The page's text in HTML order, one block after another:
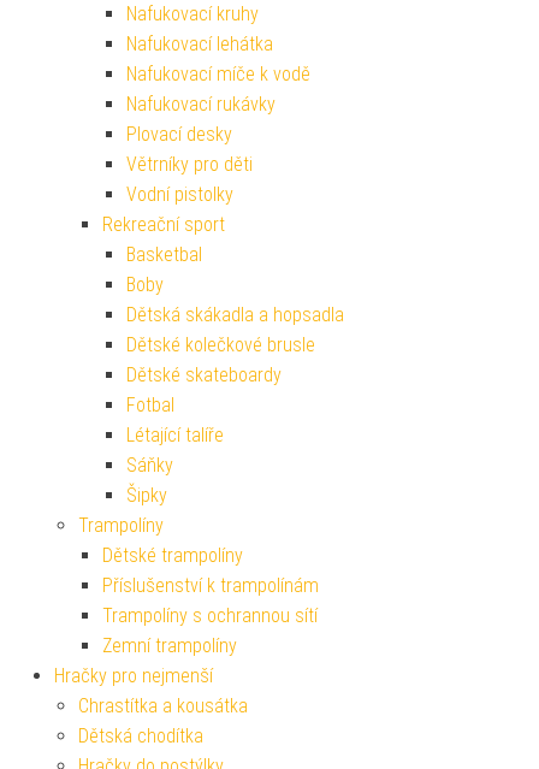
Nafukovací kruhy
Nafukovací lehátka
Nafukovací míče k vodě
Nafukovací rukávky
Plovací desky
Větrníky pro děti
Vodní pistolky
Rekreační sport
Basketbal
Boby
Dětská skákadla a hopsadla
Dětské kolečkové brusle
Dětské skateboardy
Fotbal
Létající talíře
Sáňky
Šipky
Trampolíny
Dětské trampolíny
Příslušenství k trampolínám
Trampolíny s ochrannou sítí
Zemní trampolíny
Hračky pro nejmenší
Chrastítka a kousátka
Dětská chodítka